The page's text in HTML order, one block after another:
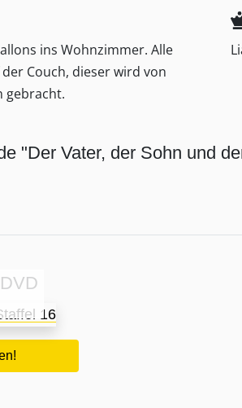
ins Wohnzimmer. Alle
Couch, dieser wird von
gebracht.
"Der Vater, der Sohn und